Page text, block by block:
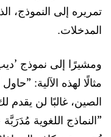
تمريره إلى النموذج،
المدخلات.
ومشيرًا إلى نموذج
مثالًا لهذه الآلية:
الصين، غالبًا لن يقدم
”النماذج اللغوية